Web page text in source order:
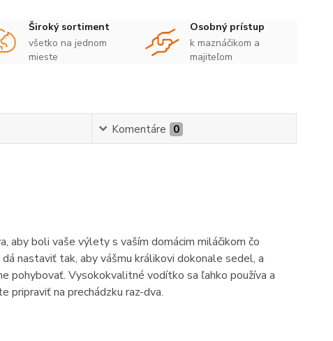
Široký sortiment
všetko na jednom
mieste
Osobný prístup
k maznáčikom a
majiteľom
Komentáre 0
aby boli vaše výlety s vaším domácim miláčikom čo
nastaviť tak, aby vášmu králikovi dokonale sedel, a
pohybovať. Vysokokvalitné vodítko sa ľahko používa a
pripraviť na prechádzku raz-dva.